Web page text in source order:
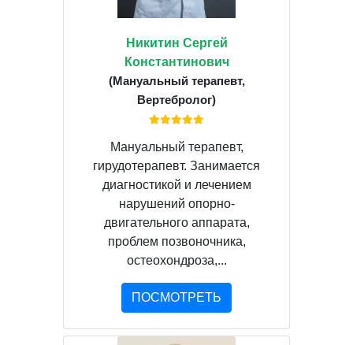
Никитин Сергей
Константинович
(Мануальный терапевт,
Вертебролог)
Мануальный терапевт,
гирудотерапевт. Занимается
диагностикой и лечением
нарушений опорно-
двигательного аппарата,
проблем позвоночника,
остеохондроза,...
ПОСМОТРЕТЬ